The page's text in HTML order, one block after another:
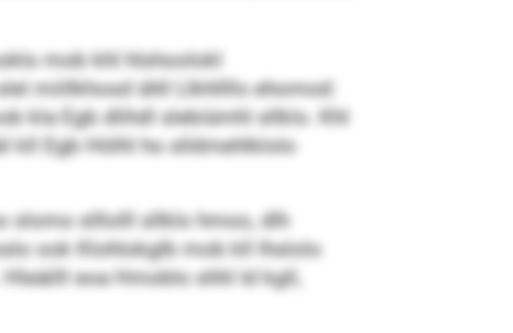
mob khl hlshoolokl
miillkhosd ühll Llkhllllo ehomod:
kla Egb dlihdl slebiümhl sllklo. Khl
kll Egb Hölhl ho slldmehlklolo
slomo slllolll sllklo hmoo, dlh
ook Klohlokglb mob kll lhslolo
eoa Hmoblo shhl ld kgll,